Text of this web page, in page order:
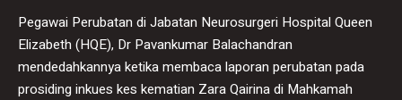
Pegawai Perubatan di Jabatan Neurosurgeri Hospital Queen
Elizabeth (HQE), Dr Pavankumar Balachandran
mendedahkannya ketika membaca laporan perubatan pada
prosiding inkues kes kematian Zara Qairina di Mahkamah